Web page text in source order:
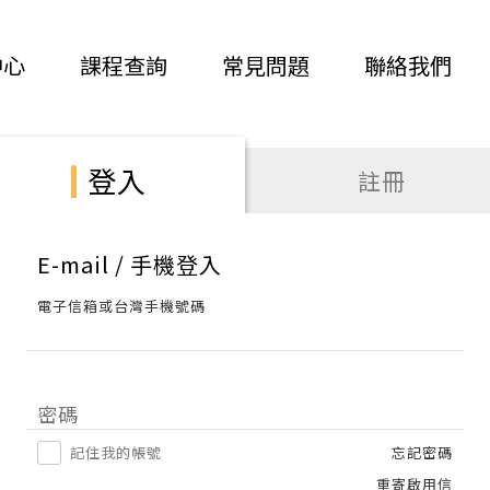
課程查詢 常見問題 聯絡我們
登入 註冊
E-mail / 手機登入
電子信箱或台灣手機號碼
密碼
記住我的帳號
忘記密碼
重寄啟用信